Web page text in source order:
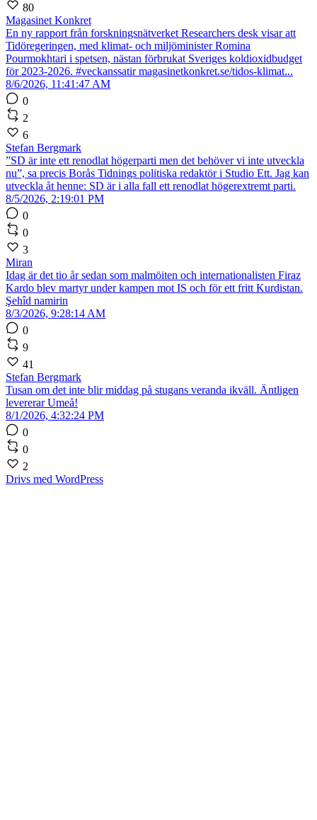
80
Magasinet Konkret
En ny rapport från forskningsnätverket Researchers desk visar att
Tidöregeringen, med klimat- och miljöminister Romina
Pourmokhtari i spetsen, nästan förbrukat Sveriges koldioxidbudget
för 2023-2026. #veckanssatir magasinetkonkret.se/tidos-klimat...
8/6/2026, 11:41:47 AM
0
2
6
Stefan Bergmark
”SD är inte ett renodlat högerparti men det behöver vi inte utveckla
nu”, sa precis Borås Tidnings politiska redaktör i Studio Ett. Jag kan
utveckla åt henne: SD är i alla fall ett renodlat högerextremt parti.
8/5/2026, 2:19:01 PM
0
0
3
Miran
Idag är det tio år sedan som malmöiten och internationalisten Firaz
Kardo blev martyr under kampen mot IS och för ett fritt Kurdistan.
Şehîd namirin
8/3/2026, 9:28:14 AM
0
9
41
Stefan Bergmark
Tusan om det inte blir middag på stugans veranda ikväll. Äntligen
levererar Umeå!
8/1/2026, 4:32:24 PM
0
0
2
Drivs med WordPress